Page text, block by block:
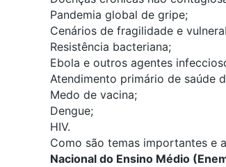
Pandemia global de gripe;
Cenários de fragilidade e
Resistência bacteriana;
Ebola e outros agentes
Atendimento primário de saúde
Medo de vacina;
Dengue;
HIV.
Como são temas importantes e
Nacional do Ensino Médio